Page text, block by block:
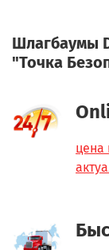
Шлагбаумы
"Точка
цена